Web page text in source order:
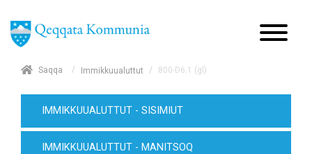
Saqqa / Immikkuualuttut / 800-D6.1 (gl)
IMMIKKUUALUTTUT - SISIMIUT
IMMIKKUUALUTTUT - MANITSOQ